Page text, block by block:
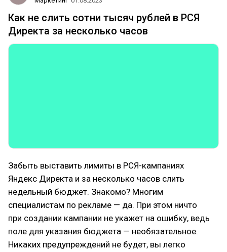
Как не слить сотни тысяч рублей в РСЯ
Директа за несколько часов
Забыть выставить лимиты в РСЯ-кампаниях
Яндекс Директа и за несколько часов слить
недельный бюджет. Знакомо? Многим
специалистам по рекламе — да. При этом ничто
при создании кампании не укажет на ошибку, ведь
поле для указания бюджета — необязательное.
Никаких предупреждений не будет, вы легко